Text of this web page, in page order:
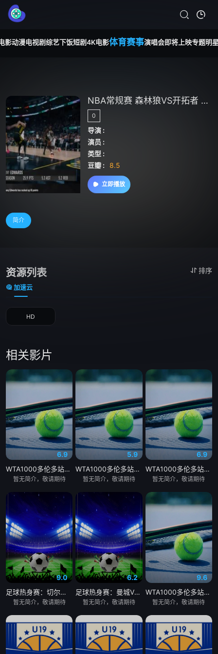
影动漫电视剧综艺下饭短剧4K电影体育赛事演唱会即将上映专题明
NBA常规赛 森林狼VS开拓者 20240216
0
导演 :
演员 :
类型 :
豆瓣 :
8.5
立即播放
简介
资源列表 排序
加速云
HD
相关影片
6.9
WTA1000多伦多站女单第二轮：贝莱克VS斯瓦泰克
暂无简介，敬请期待
5.9
WTA1000多伦多站女单第二轮：萨巴伦卡VS内岛萌夏
暂无简介，敬请期待
6.9
WTA1000多伦多站女单第二轮：科斯秋克VS谢博芙
暂无简介，敬请期待
9.0
足球热身赛：切尔西VS尤文图斯20260805
暂无简介，敬请期待
6.2
足球热身赛：曼城VSK联赛全明星20260805
暂无简介，敬请期待
9.6
WTA1000多伦多站女单第二轮：陶森VS巴图科娃
暂无简介，敬请期待